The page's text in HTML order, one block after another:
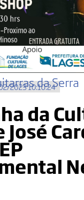
da Serra
2023 10:10:24
da
José